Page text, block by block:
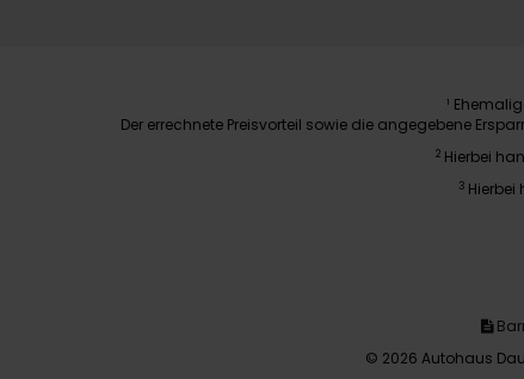
1
Der errechnete Preisvorteil sowie die angegebene
2 Hierbei
3 Hierbei
© 2026 Autohaus